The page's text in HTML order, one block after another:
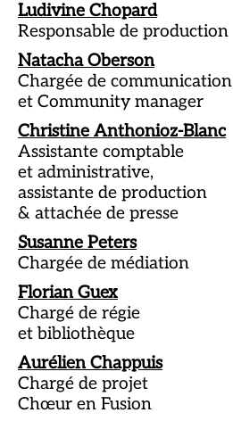
Ludivine Chopard
Responsable de production
Natacha Oberson
Chargée de communication
et Community manager
Christine Anthonioz-Blanc
Assistante comptable
et administrative,
assistante de production
& attachée de presse
Susanne Peters
Chargée de médiation
Florian Guex
Chargé de régie
et bibliothèque
Aurélien Chappuis
Chargé de projet
Chœur en Fusion